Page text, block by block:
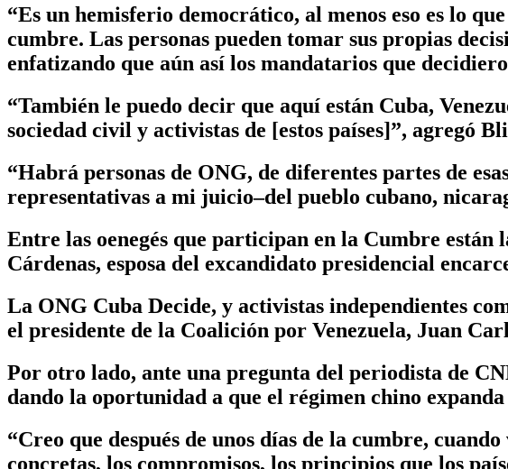
“Es un hemisferio democrático, al menos eso es lo
cumbre. Las personas pueden tomar sus propias
enfatizando que aún así los mandatarios que
“También le puedo decir que aquí están Cuba,
sociedad civil y activistas de [estos países]”, agregó
“Habrá personas de ONG, de diferentes partes de
representativas a mi juicio–del pueblo cubano,
Entre las oenegés que participan en la Cumbre
Cárdenas, esposa del excandidato presidencial
La ONG Cuba Decide, y activistas independientes
el presidente de la Coalición por Venezuela, Juan
Por otro lado, ante una pregunta del periodista de
dando la oportunidad a que el régimen chino
“Creo que después de unos días de la cumbre,
concretas, los compromisos, los principios que los